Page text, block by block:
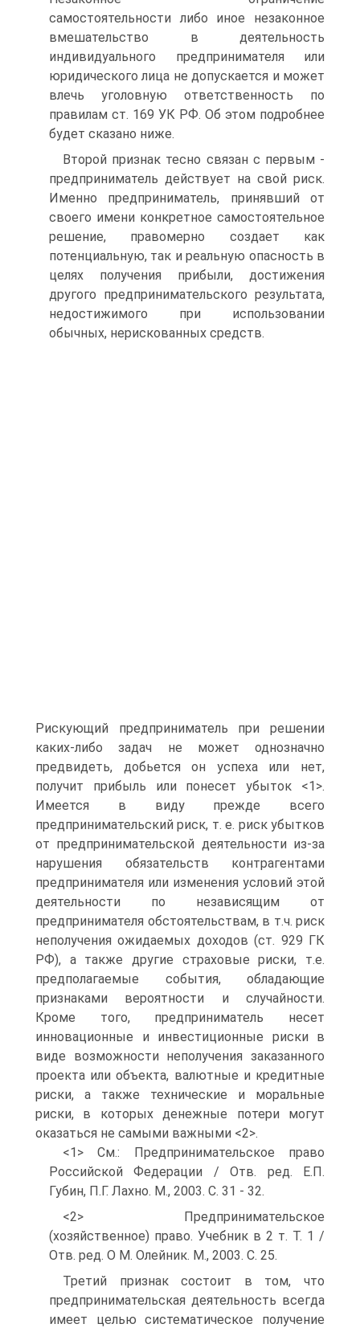
самостоятельности либо иное незаконное
вмешательство в деятельность
индивидуального предпринимателя или
юридического лица не допускается и может
влечь уголовную ответственность по
правилам ст. 169 УК РФ. Об этом подробнее
будет сказано ниже.
Второй признак тесно связан с первым -
предприниматель действует на свой риск.
Именно предприниматель, принявший от
своего имени конкретное самостоятельное
решение, правомерно создает как
потенциальную, так и реальную опасность в
целях получения прибыли, достижения
другого предпринимательского результата,
недостижимого при использовании
обычных, нерискованных средств.
Рискующий предприниматель при решении
каких-либо задач не может однозначно
предвидеть, добьется он успеха или нет,
получит прибыль или понесет убыток <1>.
Имеется в виду прежде всего
предпринимательский риск, т. е. риск убытков
от предпринимательской деятельности из-за
нарушения обязательств контрагентами
предпринимателя или изменения условий этой
деятельности по независящим от
предпринимателя обстоятельствам, в т.ч. риск
неполучения ожидаемых доходов (ст. 929 ГК
РФ), а также другие страховые риски, т.е.
предполагаемые события, обладающие
признаками вероятности и случайности.
Кроме того, предприниматель несет
инновационные и инвестиционные риски в
виде возможности неполучения заказанного
проекта или объекта, валютные и кредитные
риски, а также технические и моральные
риски, в которых денежные потери могут
оказаться не самыми важными <2>.
<1> См.: Предпринимательское право
Российской Федерации / Отв. ред. Е.П.
Губин, П.Г. Лахно. М., 2003. С. 31 - 32.
<2> Предпринимательское
(хозяйственное) право. Учебник в 2 т. Т. 1 /
Отв. ред. О М. Олейник. М., 2003. С. 25.
Третий признак состоит в том, что
предпринимательская деятельность всегда
имеет целью систематическое получение